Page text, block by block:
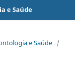
e Saúde
e Saúde /